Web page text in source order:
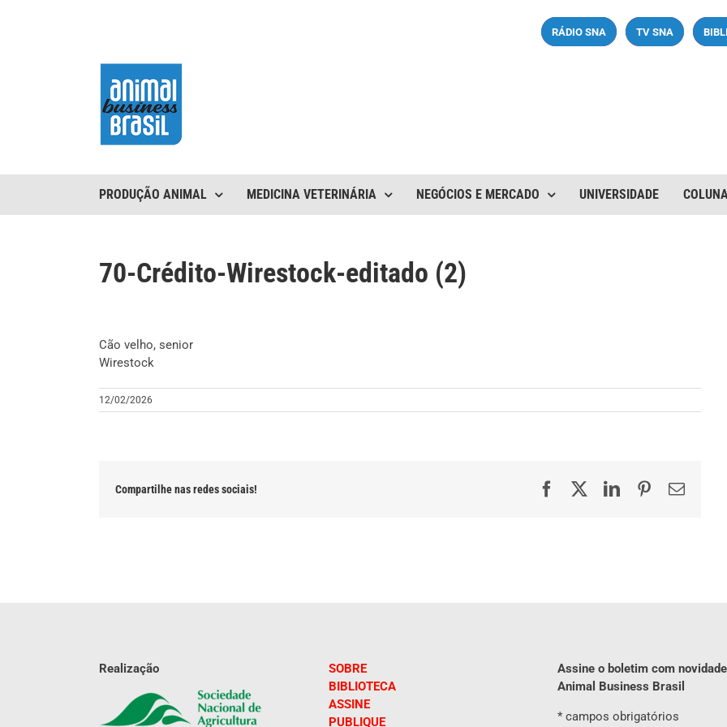
RÁDIO SNA TV SNA
PRODUÇÃO ANIMAL MEDICINA VETERINÁRIA NEGÓCIOS E MERCADO UNIVERSIDADE
70-Crédito-Wirestock-editado (2)
Cão velho, senior
Wirestock
12/02/2026
Compartilhe nas redes sociais! FacebookLinkedInPinterest
E-
Realização
SOBRE
BIBLIOTECA
ASSINE
PUBLIQUE
Assine o boletim com
Animal Business Brasil
* campos obrigatórios